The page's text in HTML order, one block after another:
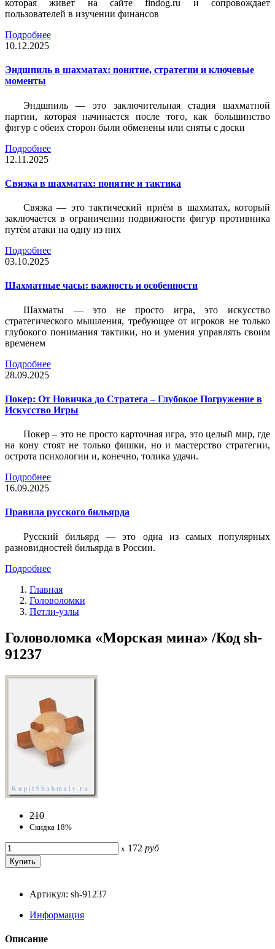
которая живет на сайте findog.ru и сопровождает
пользователей в изучении финансов
Подробнее
10.12.2025
Эндшпиль в шахматах: понятие, стратегии и ключевые
моменты
Эндшпиль — это заключительная стадия шахматной
партии, которая начинается после того, как большинство
фигур с обеих сторон были обменены или сняты с доски
Подробнее
12.11.2025
Связка в шахматах: понятие и тактика
Связка — это тактический приём в шахматах, который
заключается в ограничении подвижности фигур противника
путём атаки на одну из них
Подробнее
03.10.2025
Шахматные часы: важность и особенности
Шахматы — это не просто игра, это искусство
стратегического мышления, требующее от игроков не только
глубокого понимания тактики, но и умения управлять своим
временем
Подробнее
28.09.2025
Покер: От Новичка до Стратега – Глубокое Погружение в
Искусство Игры
Покер – это не просто карточная игра, это целый мир, где
на кону стоят не только фишки, но и мастерство стратегии,
острота психологии и, конечно, толика удачи.
Подробнее
16.09.2025
Правила русского бильярда
Русский бильярд — это одна из самых популярных
разновидностей бильярда в России.
Подробнее
Главная
Головоломки
Петли-узлы
Головоломка «Морская мина» /Код sh-
91237
210
Скидка 18%
x 172 руб
Артикул: sh-91237
Информация
Описание